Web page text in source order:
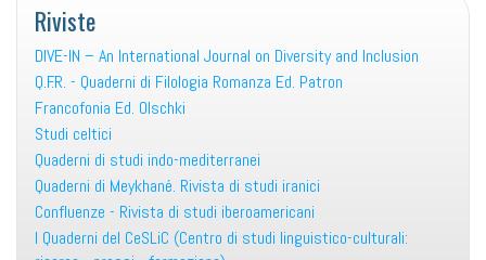
Riviste
DIVE-IN – An International Journal on Diversity and Inclusion
Q.F.R. - Quaderni di Filologia Romanza Ed. Patron
Francofonia Ed. Olschki
Studi celtici
Quaderni di studi indo-mediterranei
Quaderni di Meykhané. Rivista di studi iranici
Confluenze - Rivista di studi iberoamericani
I Quaderni del CeSLiC (Centro di studi linguistico-culturali: